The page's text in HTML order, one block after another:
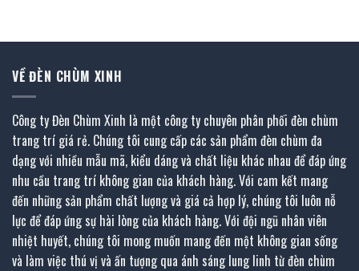
VỀ ĐÈN CHÙM XINH
Công ty Đèn Chùm Xinh là một công ty chuyên phân phối đèn chùm
trang trí giá rẻ. Chúng tôi cung cấp các sản phẩm đèn chùm đa
dạng với nhiều mẫu mã, kiểu dáng và chất liệu khác nhau để đáp ứng
nhu cầu trang trí không gian của khách hàng. Với cam kết mang
đến những sản phẩm chất lượng và giá cả hợp lý, chúng tôi luôn nỗ
lực để đáp ứng sự hài lòng của khách hàng. Với đội ngũ nhân viên
nhiệt huyết, chúng tôi mong muốn mang đến một không gian sống
và làm việc thú vị và ấn tượng qua ánh sáng lung linh từ đèn chùm